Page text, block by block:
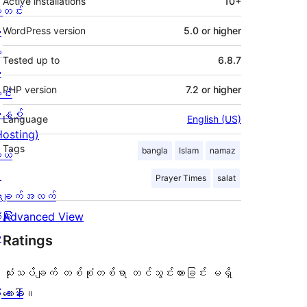
WordPress version 5.0 or higher
Tested up to 6.8.7
PHP version 7.2 or higher
Language English (US)
Tags bangla Islam namaz
Prayer Times salat
Advanced View
Ratings
သုံးသပ်ချက် တစ်စုံတစ်ရာ တင်သွင်းထားခြင်း မရှိ
သေးပါ။
င်း
း
စ်
ျက်အလက်
ြုံ
ခန်း